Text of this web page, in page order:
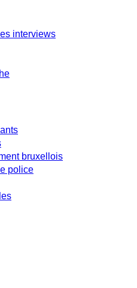
interviews
bruxellois
police